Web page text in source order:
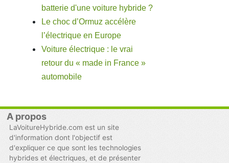
batterie d'une voiture hybride ?
Le choc d’Ormuz accélère
l’électrique en Europe
Voiture électrique : le vrai
retour du « made in France »
automobile
A propos
LaVoitureHybride.com est un site
d'information dont l'objectif est
d'expliquer ce que sont les technologies
hybrides et électriques, et de présenter